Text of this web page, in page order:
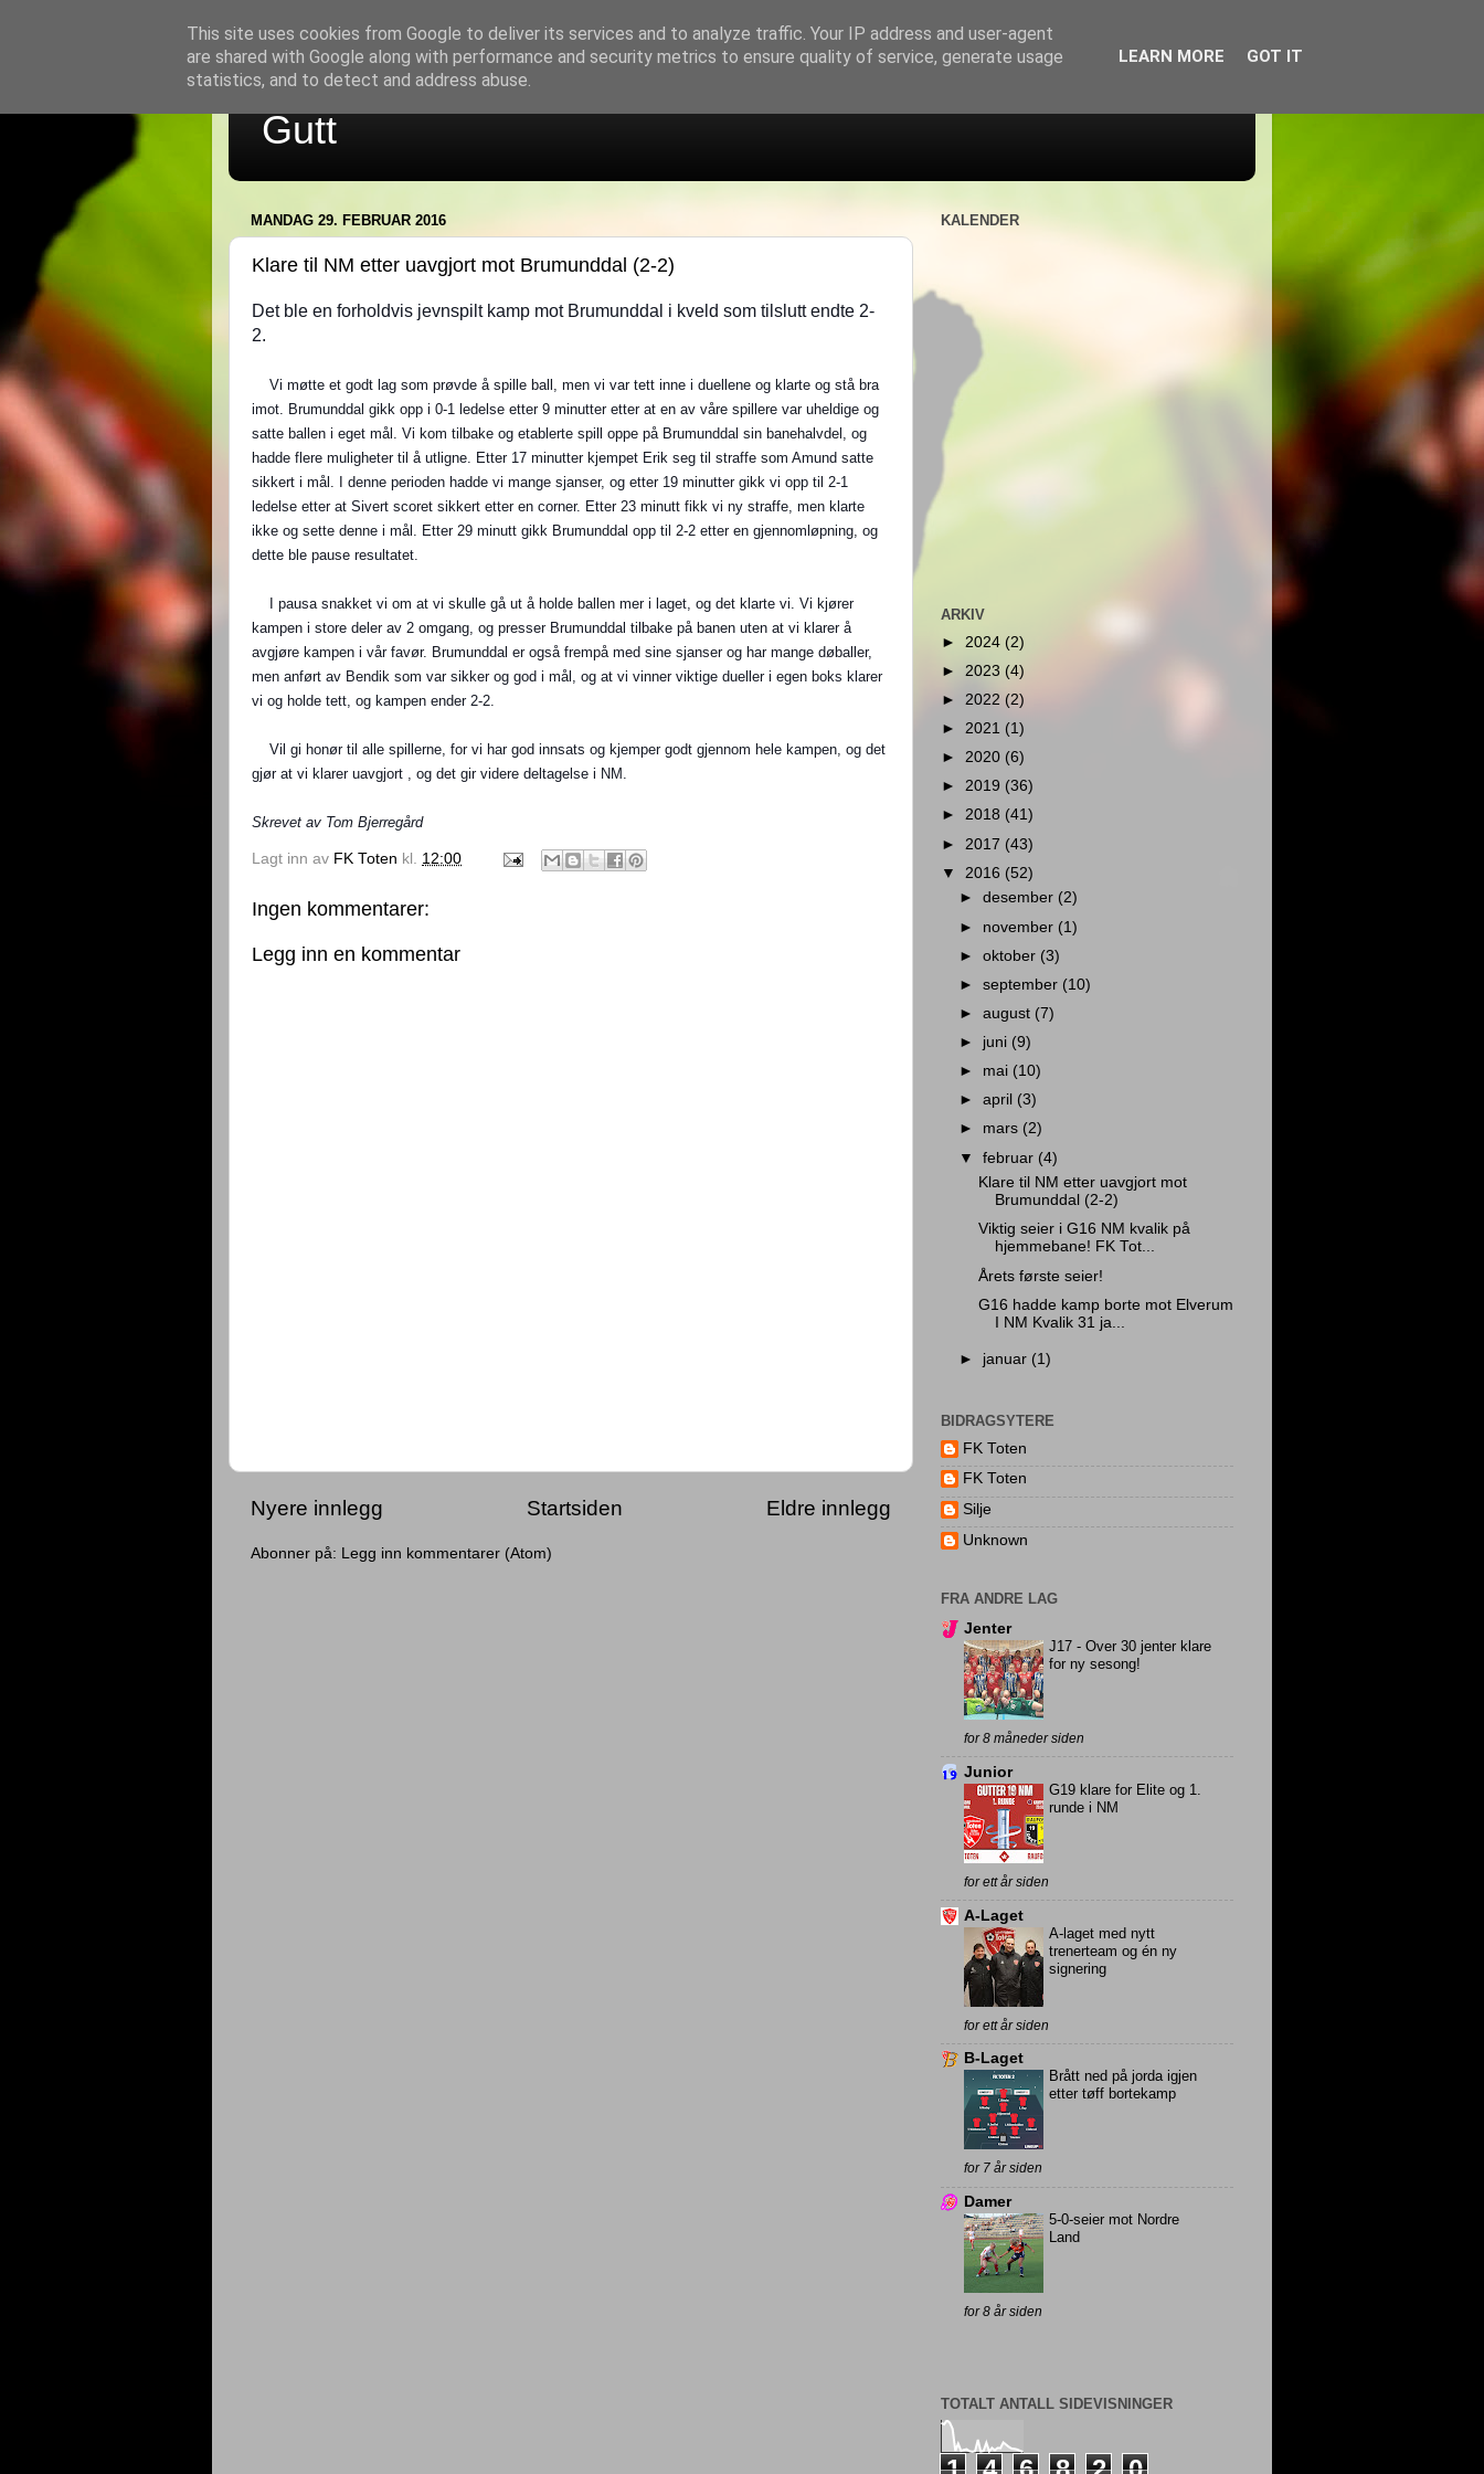
Gutt
MANDAG 29. FEBRUAR 2016
Klare til NM etter uavgjort mot Brumunddal (2-2)
Det ble en forholdvis jevnspilt kamp mot Brumunddal i kveld som tilslutt endte 2-
2.
Vi møtte et godt lag som prøvde å spille ball, men vi var tett inne i duellene og klarte og stå bra
imot. Brumunddal gikk opp i 0-1 ledelse etter 9 minutter etter at en av våre spillere var uheldige og
satte ballen i eget mål. Vi kom tilbake og etablerte spill oppe på Brumunddal sin banehalvdel, og
hadde flere muligheter til å utligne. Etter 17 minutter kjempet Erik seg til straffe som Amund satte
sikkert i mål. I denne perioden hadde vi mange sjanser, og etter 19 minutter gikk vi opp til 2-1
ledelse etter at Sivert scoret sikkert etter en corner. Etter 23 minutt fikk vi ny straffe, men klarte
ikke og sette denne i mål. Etter 29 minutt gikk Brumunddal opp til 2-2 etter en gjennomløpning, og
dette ble pause resultatet.
I pausa snakket vi om at vi skulle gå ut å holde ballen mer i laget, og det klarte vi. Vi kjører
kampen i store deler av 2 omgang, og presser Brumunddal tilbake på banen uten at vi klarer å
avgjøre kampen i vår favør. Brumunddal er også frempå med sine sjanser og har mange døballer,
men anført av Bendik som var sikker og god i mål, og at vi vinner viktige dueller i egen boks klarer
vi og holde tett, og kampen ender 2-2.
Vil gi honør til alle spillerne, for vi har god innsats og kjemper godt gjennom hele kampen, og det
gjør at vi klarer uavgjort , og det gir videre deltagelse i NM.
Skrevet av Tom Bjerregård
Lagt inn av FK Toten kl. 12:00
Ingen kommentarer:
Legg inn en kommentar
Nyere innlegg Eldre innlegg
Startsiden
Abonner på: Legg inn kommentarer (Atom)
KALENDER
ARKIV
► 2024 (2)
► 2023 (4)
► 2022 (2)
► 2021 (1)
► 2020 (6)
► 2019 (36)
► 2018 (41)
► 2017 (43)
▼ 2016 (52)
►desember (2)
► november (1)
►oktober (3)
►september (10)
►august (7)
► juni (9)
► mai (10)
►april (3)
► mars (2)
▼februar (4)
Klare til NM etter uavgjort mot
Brumunddal (2-2)
Viktig seier i G16 NM kvalik på
hjemmebane! FK Tot...
Årets første seier!
G16 hadde kamp borte mot Elverum
I NM Kvalik 31 ja...
► januar (1)
BIDRAGSYTERE
FK Toten
FK Toten
Silje
Unknown
FRA ANDRE LAG
Jenter
J17 - Over 30 jenter klare
for ny sesong!
for 8 måneder siden
Junior
G19 klare for Elite og 1.
runde i NM
for ett år siden
A-Laget
A-laget med nytt
trenerteam og én ny
signering
for ett år siden
B-Laget
Brått ned på jorda igjen
etter tøff bortekamp
for 7 år siden
Damer
5-0-seier mot Nordre
Land
for 8 år siden
TOTALT ANTALL SIDEVISNINGER
This site uses cookies from Google to deliver its services and to analyze traffic. Your IP address and user-agent
are shared with Google along with performance and security metrics to ensure quality of service, generate usage
statistics, and to detect and address abuse.
LEARN MORE GOT IT